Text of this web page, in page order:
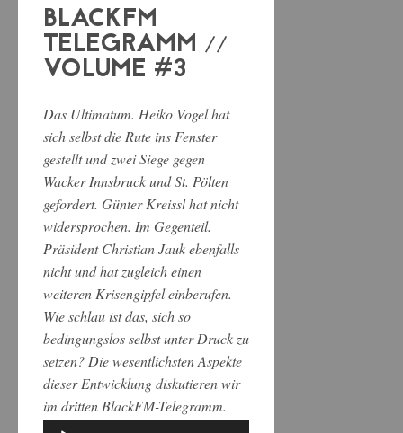
BLACKFM
TELEGRAMM //
VOLUME #3
Das Ultimatum. Heiko Vogel hat
sich selbst die Rute ins Fenster
gestellt und zwei Siege gegen
Wacker Innsbruck und St. Pölten
gefordert. Günter Kreissl hat nicht
widersprochen. Im Gegenteil.
Präsident Christian Jauk ebenfalls
nicht und hat zugleich einen
weiteren Krisengipfel einberufen.
Wie schlau ist das, sich so
bedingungslos selbst unter Druck zu
setzen? Die wesentlichsten Aspekte
dieser Entwicklung diskutieren wir
im dritten BlackFM-Telegramm.